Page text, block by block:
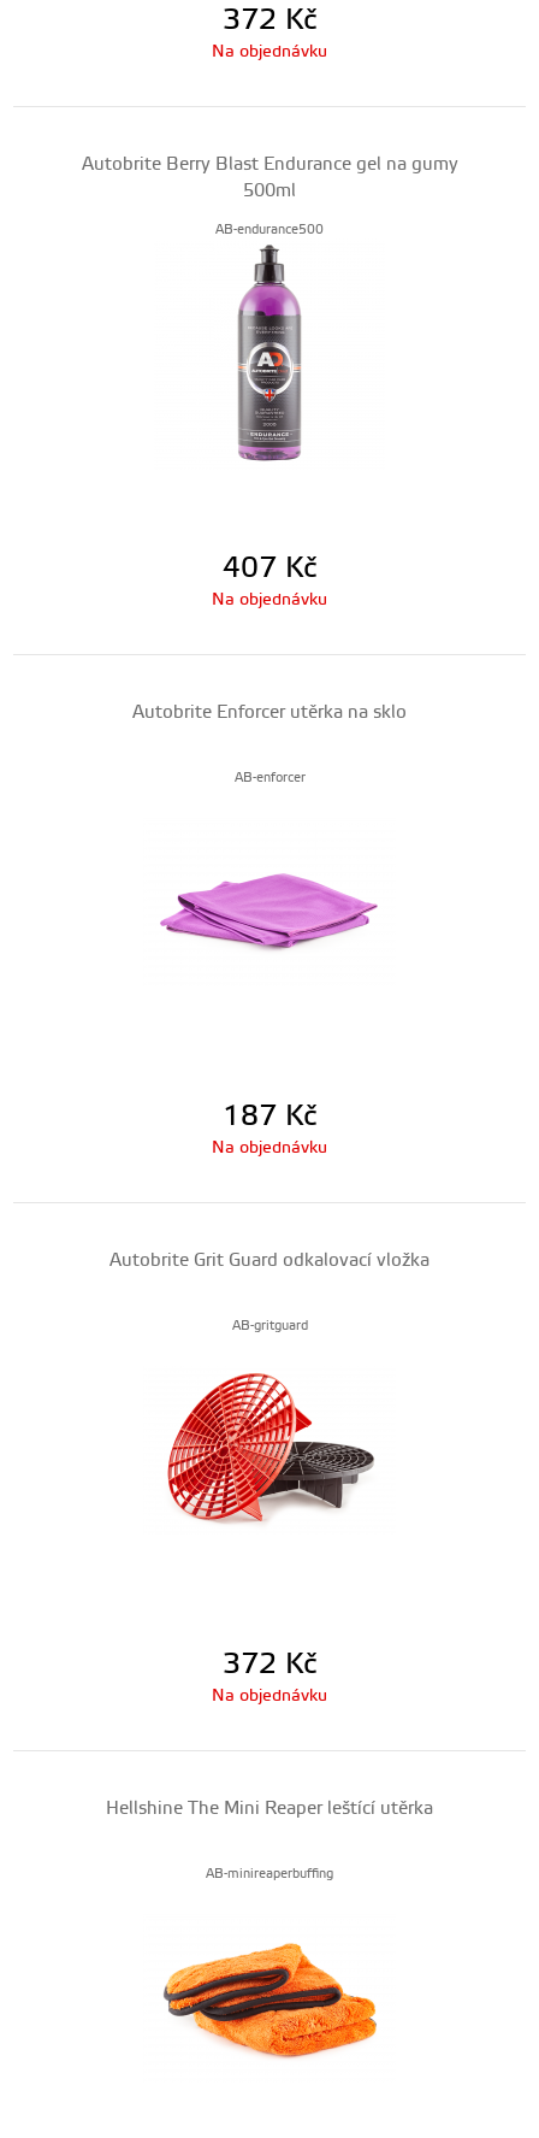
372 Kč
Na objednávku
Autobrite Berry Blast Endurance gel na gumy
500ml
AB-endurance500
407 Kč
Na objednávku
Autobrite Enforcer utěrka na sklo
AB-enforcer
187 Kč
Na objednávku
Autobrite Grit Guard odkalovací vložka
AB-gritguard
372 Kč
Na objednávku
Hellshine The Mini Reaper leštící utěrka
AB-minireaperbuffing